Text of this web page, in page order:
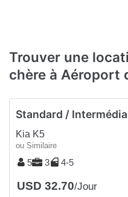
Trouver une
chère à Aéroport
Standard /
Kia K5
ou Similaire
5 3 4-5
USD 32.70/Jour